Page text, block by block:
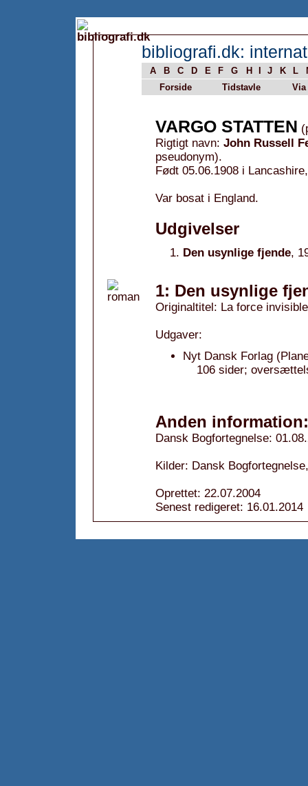
bibliografi.dk:
A B C D E F G H J K L
Forside
Tidstavle Via
VARGO STATTEN
Rigtigt navn: John Russell
pseudonym).
Født 05.06.1908 i
Var bosat i England.
Udgivelser
Den usynlige fjende,
1: Den usynlige
Originaltitel: La force invisible
Udgaver:
Nyt Dansk Forlag
106 sider;
Anden information:
Dansk Bogfortegnelse:
Kilder: Dansk
Oprettet: 22.07.2004
Senest redigeret: 16.01.2014